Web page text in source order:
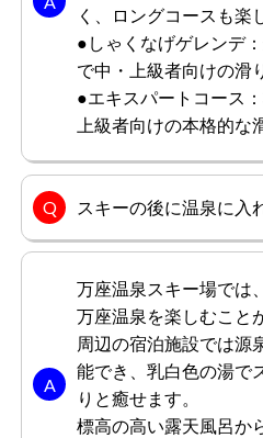
く、ロングコースも楽
●しゃくなげゲレンデ
で中・上級者向けの滑
●エキスパートコース
上級者向けの本格的な
スキーの後に温泉に入
万座温泉スキー場では
万座温泉を楽しむこと
周辺の宿泊施設では源
能でき、乳白色の湯で
りと癒せます。
標高の高い露天風呂か